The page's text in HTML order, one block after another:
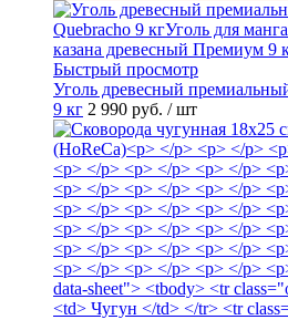
Быстрый просмотр
Уголь древесный
9 кг 2 990 руб. / шт